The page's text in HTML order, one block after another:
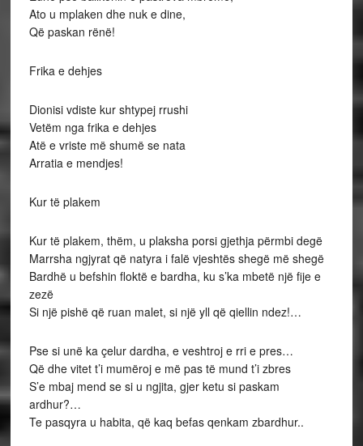
Ato u mplaken dhe nuk e dine,
Që paskan rënë!
Frika e dehjes
Dionisi vdiste kur shtypej rrushi
Vetëm nga frika e dehjes
Atë e vriste më shumë se nata
Arratia e mendjes!
Kur të plakem
Kur të plakem, thëm, u plaksha porsi gjethja përmbi degë
Marrsha ngjyrat që natyra i falë vjeshtës shegë më shegë
Bardhë u befshin floktë e bardha, ku s’ka mbetë një fije e
zezë
Si një pishë që ruan malet, si një yll që qiellin ndez!…
Pse si unë ka çelur dardha, e veshtroj e rri e pres…
Që dhe vitet t’i mumëroj e më pas të mund t’i zbres
S’e mbaj mend se si u ngjita, gjer ketu si paskam
ardhur?…
Te pasqyra u habita, që kaq befas qenkam zbardhur..